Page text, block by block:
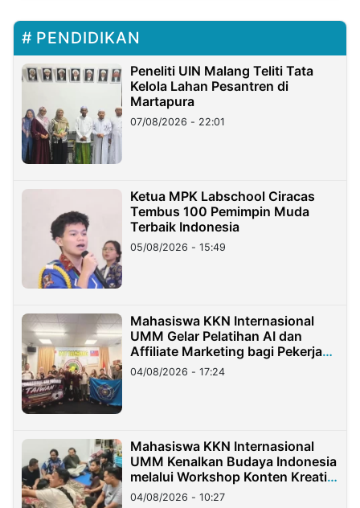
PENDIDIKAN
Peneliti UIN Malang Teliti Tata
Kelola Lahan Pesantren di
Martapura
07/08/2026 - 22:01
Ketua MPK Labschool Ciracas
Tembus 100 Pemimpin Muda
Terbaik Indonesia
05/08/2026 - 15:49
Mahasiswa KKN Internasional
UMM Gelar Pelatihan AI dan
Affiliate Marketing bagi Pekerja
Migran Indonesia di Taiwan
04/08/2026 - 17:24
Mahasiswa KKN Internasional
UMM Kenalkan Budaya Indonesia
melalui Workshop Konten Kreatif
di Taiwan
04/08/2026 - 10:27